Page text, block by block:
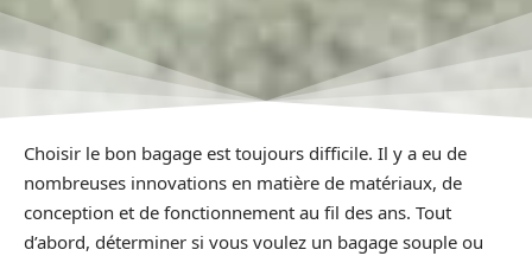
Choisir le bon bagage est toujours difficile. Il y a eu de
nombreuses innovations en matière de matériaux, de
conception et de fonctionnement au fil des ans. Tout
d’abord, déterminer si vous voulez un bagage souple ou